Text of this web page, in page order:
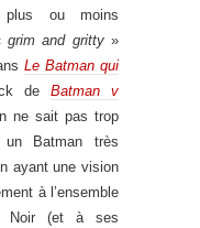
plus ou moins
grim and gritty»
Le Batman qui
deBatman v
ne sait pas trop
Batman très
ayant une vision
à l’ensemble
Noir (et à ses